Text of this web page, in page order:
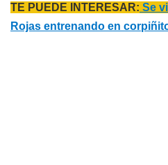
TE PUEDE INTERESAR: Se
Rojas entrenando en